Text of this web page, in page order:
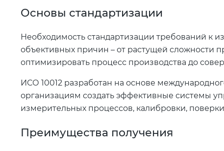
Основы стандартизации
Необходимость стандартизации требований к
объективных причин – от растущей сложности
оптимизировать процесс производства до
ИСО 10012 разработан на основе
организациям создать эффективные системы
измерительных процессов, калибровки,
Преимущества получения